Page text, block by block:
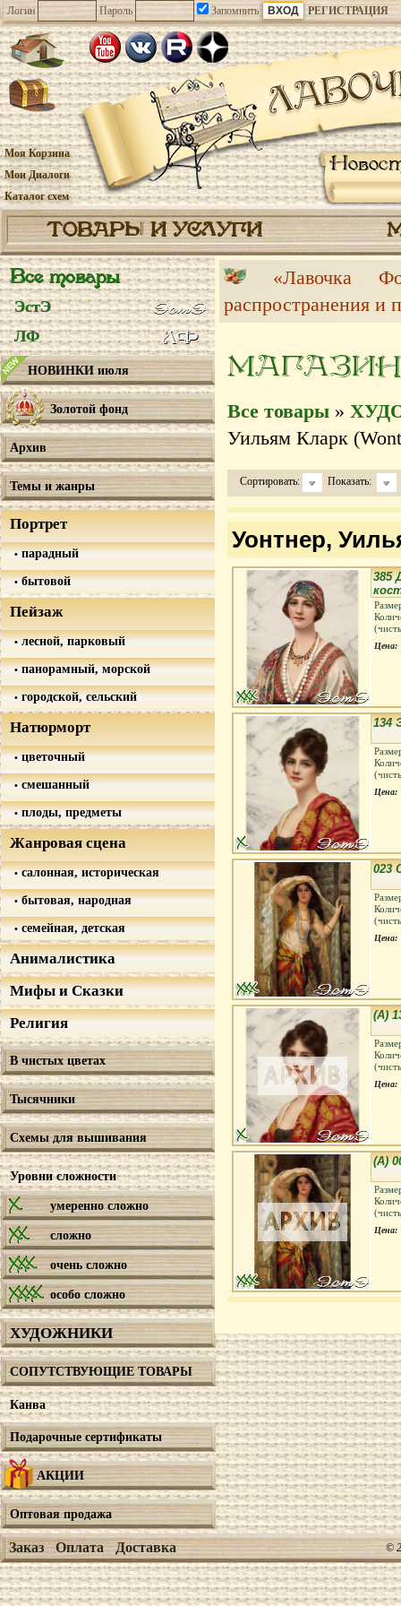
Логин Пароль Запомнить РЕГИСТРАЦИЯ
Моя Корзина
Мои Диалоги
Каталог схем
ТОВАРЫ И УСЛУГИ
Все товары
ЭстЭ
ЛФ
НОВИНКИ июля
Золотой фонд
Архив
Темы и жанры
Портрет
парадный
бытовой
Пейзаж
лесной, парковый
панорамный, морской
городской, сельский
Натюрморт
цветочный
смешанный
плоды, предметы
Жанровая сцена
салонная, историческая
бытовая, народная
семейная, детская
Анималистика
Мифы и Сказки
Религия
В чистых цветах
Тысячники
Схемы для вышивания
Уровни сложности
умеренно сложно
сложно
очень сложно
особо сложно
ХУДОЖНИКИ
СОПУТСТВУЮЩИЕ ТОВАРЫ
Канва
Подарочные сертификаты
АКЦИИ
Оптовая продажа
«Лавочка
распространения и
МАГАЗИН
Все товары »
Уильям Кларк
Сортировать: Показать:
Уонтнер,
385
Цена:
134
Цена:
023
Цена:
(А)
Цена:
(А)
Цена:
Заказ Оплата Доставка ©